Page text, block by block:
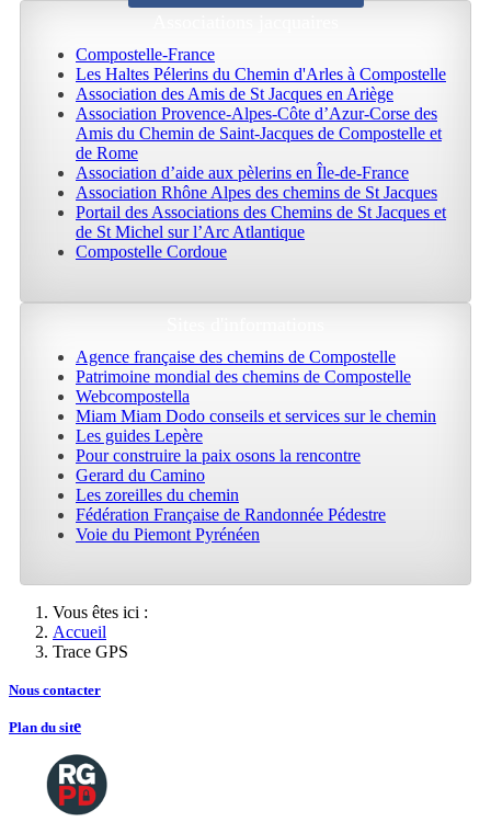
Compostelle-France
Les Haltes Pélerins du Chemin d'Arles à Compostelle
Association des Amis de St Jacques en Ariège
Association Provence-Alpes-Côte d’Azur-Corse des
Amis du Chemin de Saint-Jacques de Compostelle et
de Rome
Association d’aide aux pèlerins en Île-de-France
Association Rhône Alpes des chemins de St Jacques
Portail des Associations des Chemins de St Jacques et
de St Michel sur l’Arc Atlantique
Compostelle Cordoue
Agence française des chemins de Compostelle
Patrimoine mondial des chemins de Compostelle
Webcompostella
Miam Miam Dodo conseils et services sur le chemin
Les guides Lepère
Pour construire la paix osons la rencontre
Gerard du Camino
Les zoreilles du chemin
Fédération Française de Randonnée Pédestre
Voie du Piemont Pyrénéen
Vous êtes ici :
Accueil
Trace GPS
Nous contacter
Plan du site